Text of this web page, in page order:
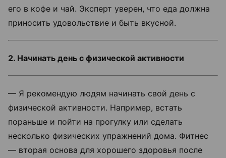
его в кофе и чай. Эксперт уверен, что еда должна
приносить удовольствие и быть вкусной.
2. Начинать день с физической активности
— Я рекомендую людям начинать свой день с
физической активности. Например, встать
пораньше и пойти на прогулку или сделать
несколько физических упражнений дома. Фитнес
— вторая основа для хорошего здоровья после